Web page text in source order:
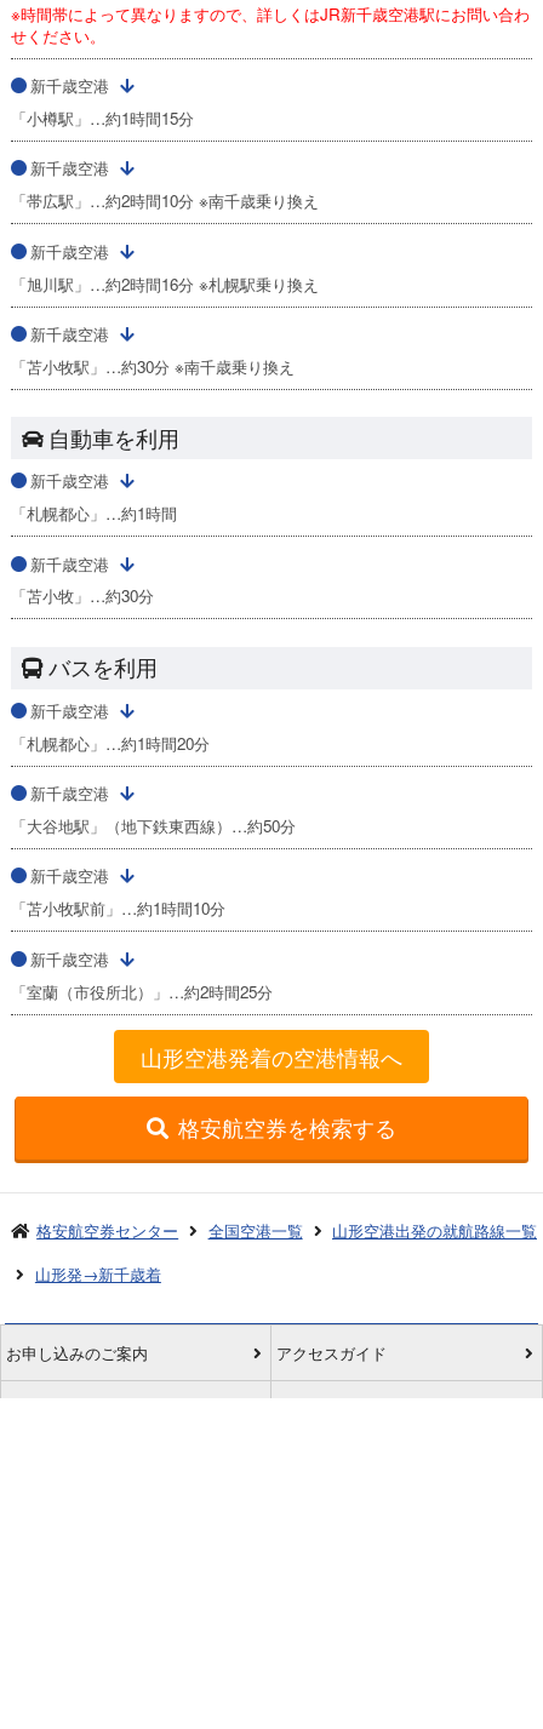
※時間帯によって異なりますので、詳しくはJR新千歳空港駅にお問い合わ
せください。
新千歳空港
「小樽駅」…約1時間15分
新千歳空港
「帯広駅」…約2時間10分 ※南千歳乗り換え
新千歳空港
「旭川駅」…約2時間16分 ※札幌駅乗り換え
新千歳空港
「苫小牧駅」…約30分 ※南千歳乗り換え
自動車を利用
新千歳空港
「札幌都心」…約1時間
新千歳空港
「苫小牧」…約30分
バスを利用
新千歳空港
「札幌都心」…約1時間20分
新千歳空港
「大谷地駅」（地下鉄東西線）…約50分
新千歳空港
「苫小牧駅前」…約1時間10分
新千歳空港
「室蘭（市役所北）」…約2時間25分
山形空港発着の空港情報へ
格安航空券を検索する
格安航空券センター 全国空港一覧
山形空港出発の就航路線一覧
山形発→新千歳着
お申し込みのご案内 アクセスガイド